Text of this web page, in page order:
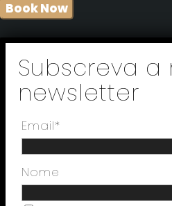
Subscreva a
newsletter
Email*
Nome